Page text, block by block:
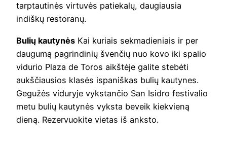
tarptautinės virtuvės patiekalų, daugiausia
indiškų restoranų.
Bulių kautynės Kai kuriais sekmadieniais ir per
daugumą pagrindinių švenčių nuo kovo iki spalio
vidurio Plaza de Toros aikštėje galite stebėti
aukščiausios klasės ispaniškas bulių kautynes.
Gegužės viduryje vykstančio San Isidro festivalio
metu bulių kautynės vyksta beveik kiekvieną
dieną. Rezervuokite vietas iš anksto.